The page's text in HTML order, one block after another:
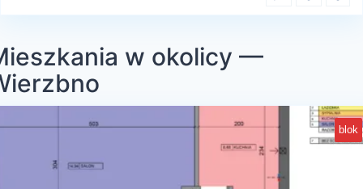
w okolicy —
blok